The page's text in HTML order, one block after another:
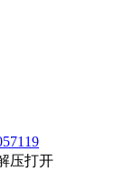
压打开